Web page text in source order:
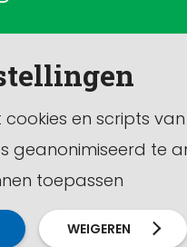
en scripts
geanonimiseerd te
toepassen
WEIGEREN
van de vereniging Scouting